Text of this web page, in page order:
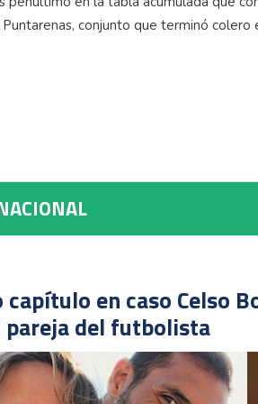
conjunto que terminó colero
Alberto Toril se disculpa con a la afición de
capítulo en caso Celso
pareja del futbolista